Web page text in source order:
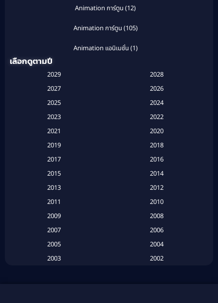
Animation การ์ตูน (12)
Animation การ์ตูน (105)
Animation แอนิเมชั่น (1)
Based on a True Story สร้างจากเรื่องจริง(2)
Based on a True Story เรื่องจริง (20)
Based on a True Story เรื่องจริง (16)
เลือกดูตามปี
2029
2028
2027
2026
2025
2024
2023
2022
2021
2020
2019
2018
2017
2016
2015
2014
2013
2012
2011
2010
2009
2008
2007
2006
2005
2004
2003
2002